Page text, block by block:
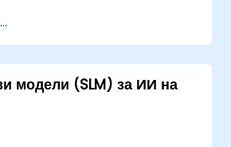
консумация на AI
ефективен хардуер и
за внедряване на AI.
добри практики за устойчиво
модели (SLM) за ИИ на